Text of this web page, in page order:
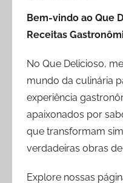
Bem-vindo ao Que
Receitas
No Que Delicioso,
mundo da culinária
experiência
apaixonados por
que transformam
verdadeiras obras
Explore nossas